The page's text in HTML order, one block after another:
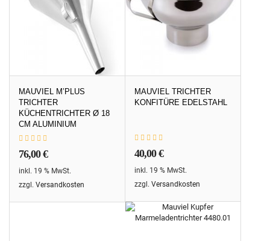
MAUVIEL M’PLUS
TRICHTER
KÜCHENTRICHTER Ø 18
CM ALUMINIUM
76,00€
inkl. 19 % MwSt.
zzgl. Versandkosten
MAUVIEL TRICHTER
KONFITÜRE EDELSTAHL
40,00€
inkl. 19 % MwSt.
zzgl. Versandkosten